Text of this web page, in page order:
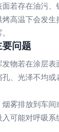
面若存在油污
高温下会发生
问题
发物若在涂层
、光泽不均或
烟雾排放到车
可能对呼吸系